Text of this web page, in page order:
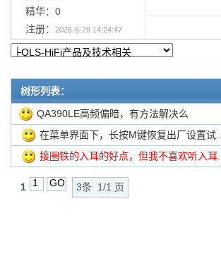
精华：0
注册：
2026-6-28 14:24:47
树形列表：
QA390LE高频偏暗，有方法解决么
在菜单界面下，长按M键恢复出厂设置试...
接圈铁的入耳的好点，但我不喜欢听入耳...
1 3条 1/1 页